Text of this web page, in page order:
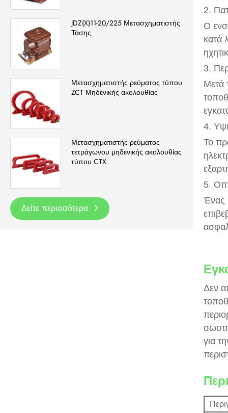
JDZ(X)11-20/225 Μετασχηματιστής
Τάσης
Μετασχηματιστής ρεύματος τύπου
ZCT Μηδενικής ακολουθίας
Μετασχηματιστής ρεύματος
τετράγωνου μηδενικής ακολουθίας
τύπου CTX
Δείτε περισσότερα
2.
Ο
κατά
3.
Μετά
4.
Το
5.
Ένας
Δεν
για